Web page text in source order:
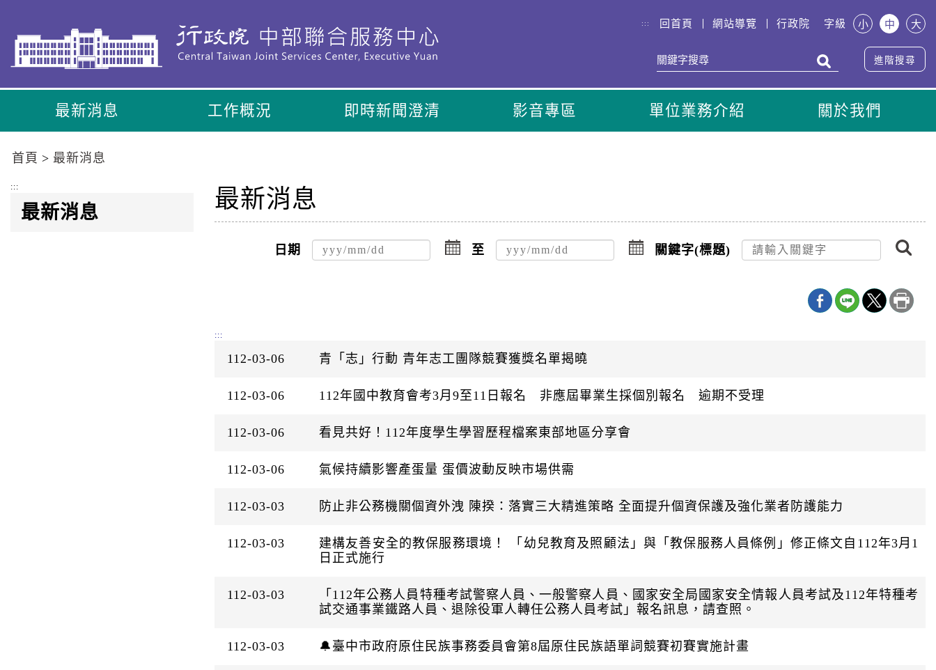
內
容
To
Center
::: 回首頁 網站導覽 行政院 字級 小 中 大
進階搜尋
最新消息 工作概況 即時新聞澄清 影音專區 單位業務介紹 關於我們
首頁 最新消息
:::
最新消息 最新消息
日期
點
擊
選
至
點
擊
選
關鍵字(標題)
搜
尋
:::
青「志」行動 青年志工團隊競賽獲獎名單揭曉
112-03-06
112年國中教育會考3月9至11日報名 非應屆畢業生採個別報名 逾期不受理
112-03-06
看見共好！112年度學生學習歷程檔案東部地區分享會
112-03-06
氣候持續影響產蛋量 蛋價波動反映市場供需
112-03-06
防止非公務機關個資外洩 陳揆：落實三大精進策略 全面提升個資保護及強化業者防護能力
112-03-03
建構友善安全的教保服務環境！ 「幼兒教育及照顧法」與「教保服務人員條例」修正條文自112年3月1
日正式施行
112-03-03
「112年公務人員特種考試警察人員、一般警察人員、國家安全局國家安全情報人員考試及112年特種考
試交通事業鐵路人員、退除役軍人轉任公務人員考試」報名訊息，請查照。
112-03-03
🔔臺中市政府原住民族事務委員會第8屆原住民族語單詞競賽初賽實施計畫
112-03-03